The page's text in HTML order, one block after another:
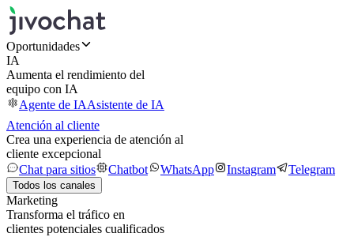
Oportunidades
IA
Aumenta el rendimiento del
equipo con IA
Agente de IAAsistente de IA
Atención al cliente
Crea una experiencia de atención al
cliente excepcional
Chat para sitios
Chatbot WhatsApp Instagram Telegram
Todos los canales
Marketing
Transforma el tráfico en
clientes potenciales cualificados